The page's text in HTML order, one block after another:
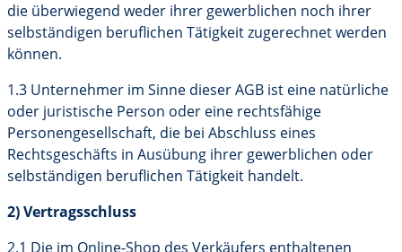
die überwiegend weder ihrer gewerblichen noch ihrer
selbständigen beruflichen Tätigkeit zugerechnet werden
können.
1.3 Unternehmer im Sinne dieser AGB ist eine natürliche
oder juristische Person oder eine rechtsfähige
Personengesellschaft, die bei Abschluss eines
Rechtsgeschäfts in Ausübung ihrer gewerblichen oder
selbständigen beruflichen Tätigkeit handelt.
2) Vertragsschluss
2.1 Die im Online-Shop des Verkäufers enthaltenen